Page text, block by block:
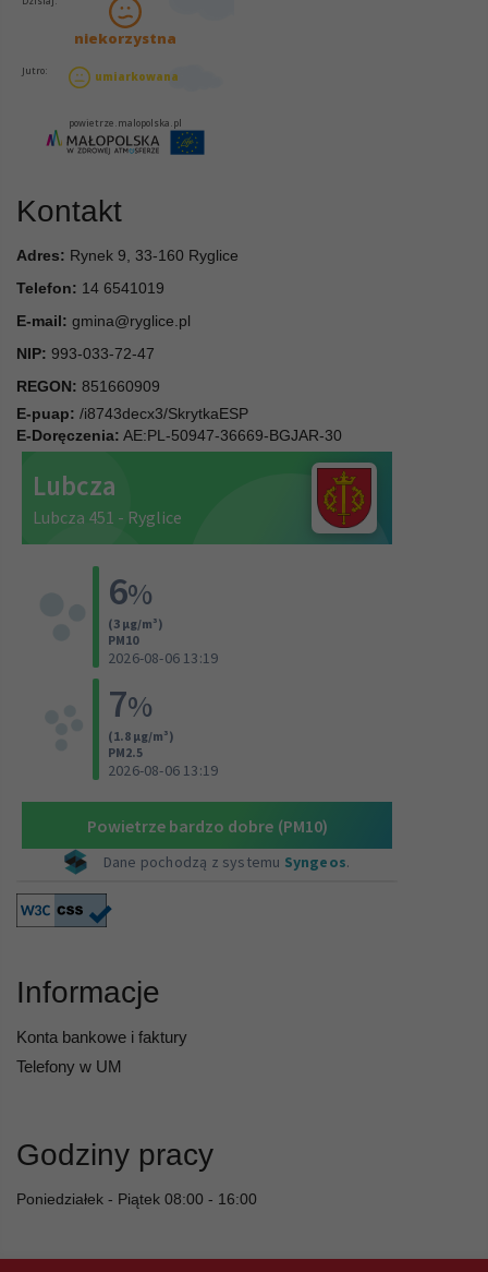
Kontakt
Adres: Rynek 9, 33-160 Ryglice
Telefon: 14 6541019
E-mail: gmina@ryglice.pl
NIP: 993-033-72-47
REGON: 851660909
E-puap: /i8743decx3/SkrytkaESP
E-Doręczenia: AE:PL-50947-36669-BGJAR-30
Informacje
Konta bankowe i faktury
Telefony w UM
Godziny pracy
Poniedziałek - Piątek 08:00 - 16:00